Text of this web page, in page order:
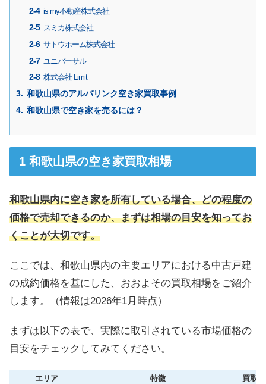
is my不動産株式会社
スミカ株式会社
サトウホーム株式会社
ユニバーサル
株式会社 Limit
和歌山県のアルバリンク空き家買取事例
和歌山県で空き家を売るには？
和歌山県の空き家買取相場
和歌山県内に空き家を所有している場合、どの程度の
価格で売却できるのか、まずは相場の目安を知ってお
くことが大切です。
ここでは、和歌山県内の主要エリアにおける中古戸建
の成約価格を基にした、おおよその買取相場をご紹介
します。（情報は2026年1月時点）
まずは以下の表で、実際に取引されている市場価格の
目安をチェックしてみてください。
エリア 特徴 買取